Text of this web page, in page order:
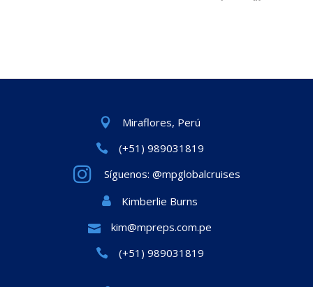
Miraflores, Perú
(+51) 989031819
Síguenos: @mpglobalcruises
Kimberlie Burns
kim@mpreps.com.pe
(+51) 989031819